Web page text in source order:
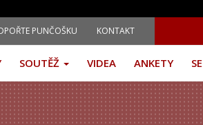
PUNČOŠKU KONTAKT
SOUTĚŽ VIDEA ANKETY